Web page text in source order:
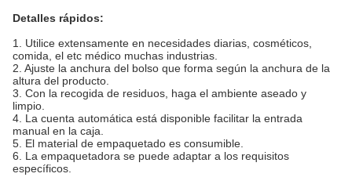
Detalles rápidos:
1. Utilice extensamente en necesidades diarias, cosméticos,
comida, el etc médico muchas industrias.
2. Ajuste la anchura del bolso que forma según la anchura de la
altura del producto.
3. Con la recogida de residuos, haga el ambiente aseado y
limpio.
4. La cuenta automática está disponible facilitar la entrada
manual en la caja.
5. El material de empaquetado es consumible.
6. La empaquetadora se puede adaptar a los requisitos
específicos.